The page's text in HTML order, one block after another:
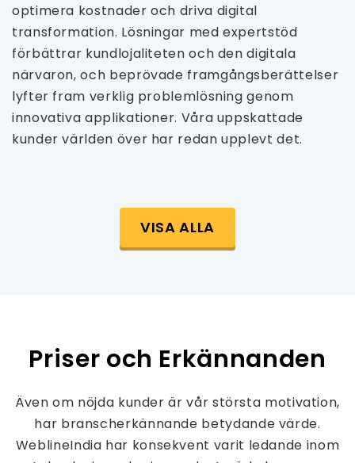
optimera kostnader och driva digital
transformation. Lösningar med expertstöd
förbättrar kundlojaliteten och den digitala
närvaron, och beprövade framgångsberättelser
lyfter fram verklig problemlösning genom
innovativa applikationer. Våra uppskattade
kunder världen över har redan upplevt det.
VISA ALLA
Priser och Erkännanden
Även om nöjda kunder är vår största motivation,
har branscherkännande betydande värde.
WeblineIndia har konsekvent varit ledande inom